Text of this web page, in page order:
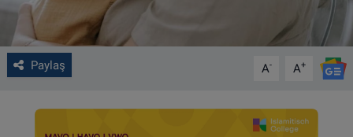
Paylaş A- A+
Çerez Politikası